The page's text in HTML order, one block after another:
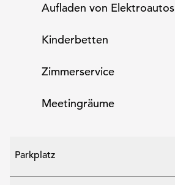
Aufladen von Elektroautos
Kinderbetten
Zimmer­service
Meeting­räume
Parkplatz